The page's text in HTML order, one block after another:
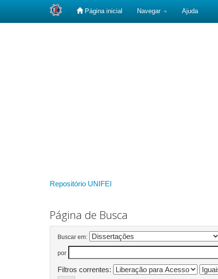
Página inicial Navegar Ajuda
Repositório UNIFEI
Página de Busca
Buscar em:
por
Filtros correntes: